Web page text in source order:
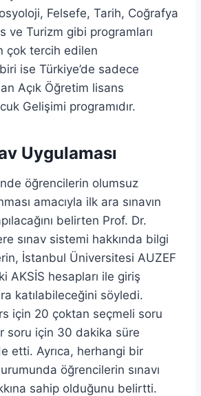
Felsefe, Tarih, Coğrafya
ve Turizm gibi programları
çok tercih edilen
ise Türkiye’de sadece
Açık Öğretim lisans
Gelişimi programıdır.
Uygulaması
öğrencilerin olumsuz
amacıyla ilk ara sınavın
belirten Prof. Dr.
sınav sistemi hakkında bilgi
İstanbul Üniversitesi AUZEF
AKSİS hesapları ile giriş
katılabileceğini söyledi.
için 20 çoktan seçmeli soru
soru için 30 dakika süre
etti. Ayrıca, herhangi bir
öğrencilerin sınavı
sahip olduğunu belirtti.